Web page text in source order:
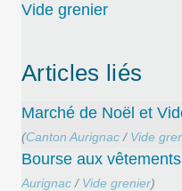
Vide grenier
Articles liés
Marché de Noël et
(Canton Aurignac / Vide
Bourse aux
Aurignac / Vide grenier)